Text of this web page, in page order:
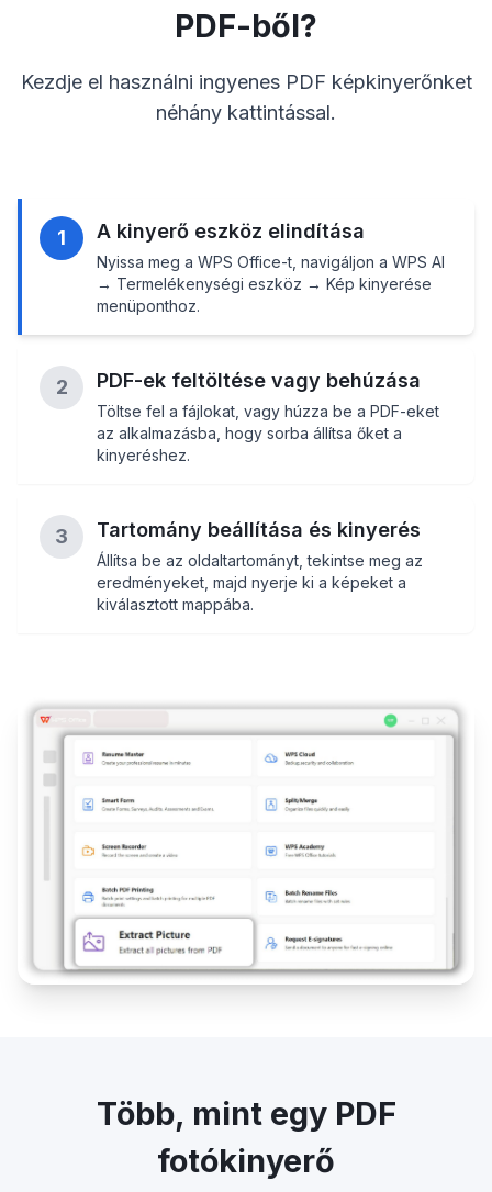
PDF-ből?
Kezdje el használni ingyenes PDF képkinyerőnket
néhány kattintással.
1 A kinyerő eszköz elindítása
Nyissa meg a WPS Office-t, navigáljon a WPS AI
→ Termelékenységi eszköz → Kép kinyerése
menüponthoz.
2 PDF-ek feltöltése vagy behúzása
Töltse fel a fájlokat, vagy húzza be a PDF-eket
az alkalmazásba, hogy sorba állítsa őket a
kinyeréshez.
3 Tartomány beállítása és kinyerés
Állítsa be az oldaltartományt, tekintse meg az
eredményeket, majd nyerje ki a képeket a
kiválasztott mappába.
Több, mint egy PDF
fotókinyerő